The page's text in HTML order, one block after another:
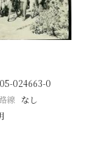
024663-0
路線 なし